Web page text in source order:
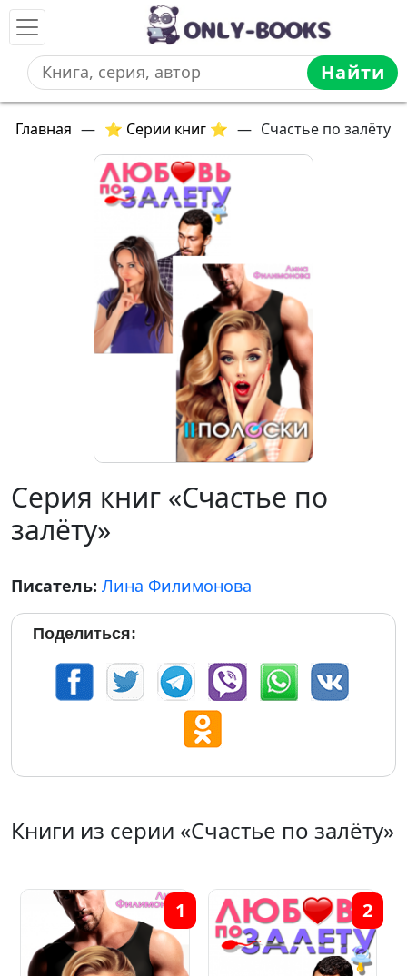
Найти
Главная — ⭐ Серии книг ⭐ — Счастье по залёту
Серия книг «Счастье по
залёту»
Писатель: Лина Филимонова
Поделиться:
Книги из серии «Счастье по залёту»
1 2